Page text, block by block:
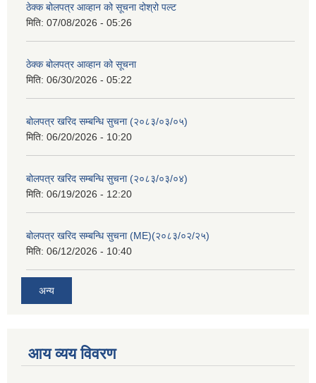
ठेक्क बोलपत्र आव्हान को सूचना दोश्रो पल्ट
मिति: 07/08/2026 - 05:26
ठेक्क बोलपत्र आव्हान को सूचना
मिति: 06/30/2026 - 05:22
बोलपत्र खरिद सम्बन्धि सुचना (२०८३/०३/०५)
मिति: 06/20/2026 - 10:20
बोलपत्र खरिद सम्बन्धि सुचना (२०८३/०३/०४)
मिति: 06/19/2026 - 12:20
बोलपत्र खरिद सम्बन्धि सुचना (ME)(२०८३/०२/२५)
मिति: 06/12/2026 - 10:40
अन्य
आय व्यय विवरण